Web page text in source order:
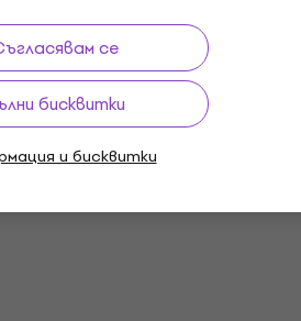
се
бисквитки
и бисквитки